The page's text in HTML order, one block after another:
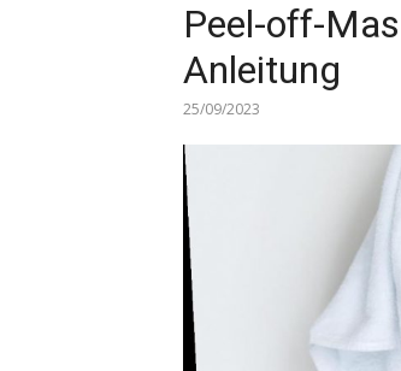
Peel-off-
Anleitung
25/09/2023